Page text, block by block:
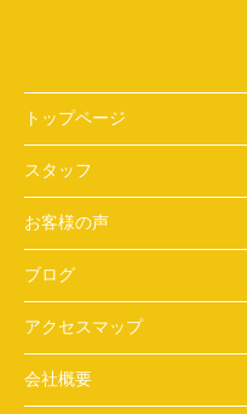
トップページ
スタッフ
お客様の声
ブログ
アクセスマップ
会社概要